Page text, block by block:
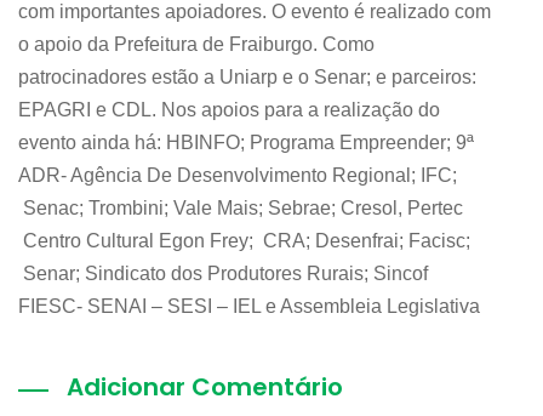
com importantes apoiadores. O evento é realizado com
o apoio da Prefeitura de Fraiburgo. Como
patrocinadores estão a Uniarp e o Senar; e parceiros:
EPAGRI e CDL. Nos apoios para a realização do
evento ainda há: HBINFO; Programa Empreender; 9ª
ADR- Agência De Desenvolvimento Regional; IFC;
Senac; Trombini; Vale Mais; Sebrae; Cresol, Pertec
Centro Cultural Egon Frey; CRA; Desenfrai; Facisc;
Senar; Sindicato dos Produtores Rurais; Sincof
FIESC- SENAI – SESI – IEL e Assembleia Legislativa
Adicionar Comentário